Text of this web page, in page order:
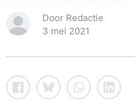
Door Redactie
3 mei 2021